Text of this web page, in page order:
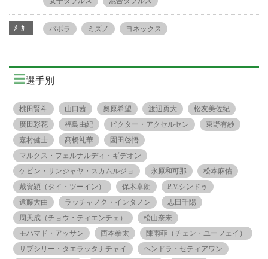
ﾒｰｶｰ バボラ ミズノ ヨネックス
選手別
桃田賢斗 山口茜 奥原希望 渡辺勇大
松友美佐紀
廣田彩花
福島由紀 ビクター・アクセルセン
東野有紗
嘉村健士
髙橋礼華
園田啓悟
マルクス・フェルナルディ・ギデオン
ケビン・サンジャヤ・スカムルジョ
永原和可那
松本麻佑
戴資穎（タイ・ツーイン）
保木卓朗
P.V.シンドゥ
遠藤大由
ラッチャノク・インタノン
志田千陽
周天成（チョウ・ティエンチェ）
松山奈未
モハマド・アッサン
西本拳太
陳雨菲（チェン・ユーフェイ）
サプシリー・タエラッタナチャイ
ヘンドラ・セティアワン